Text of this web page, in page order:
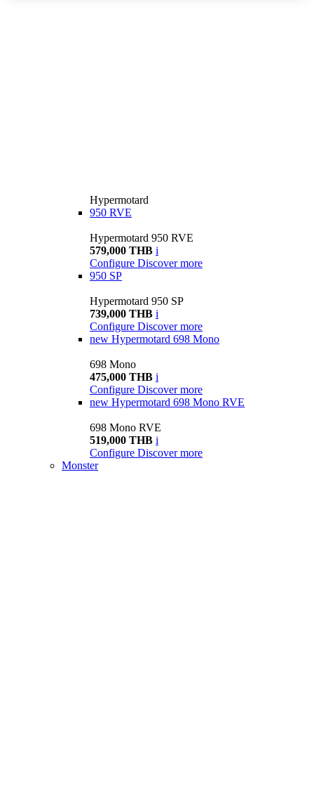
Hypermotard
950 RVE
Hypermotard 950 RVE
579,000 THB i
Configure Discover more
950 SP
Hypermotard 950 SP
739,000 THB i
Configure Discover more
new Hypermotard 698 Mono
698 Mono
475,000 THB i
Configure Discover more
new Hypermotard 698 Mono RVE
698 Mono RVE
519,000 THB i
Configure Discover more
Monster